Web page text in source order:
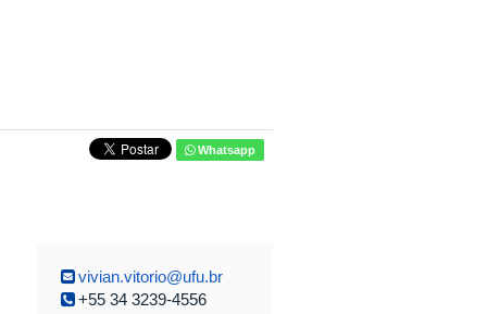
Whatsapp
vivian.vitorio@ufu.br
+55 34 3239-4556